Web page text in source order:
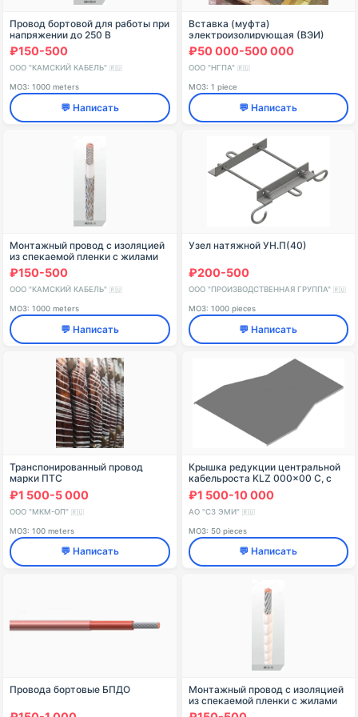
Провод бортовой для работы при
напряжении до 250 В
переменного тока частоты до
6000 Гц (350 В постоянного
тока) при атмосферном
₽150-500
ООО "КАМСКИЙ КАБЕЛЬ" 🇷🇺
МОЗ: 1000 meters
💬 Написать
Вставка (муфта)
электроизолирующая (ВЭИ)
₽50 000-500 000
ООО "НГПА" 🇷🇺
МОЗ: 1 piece
💬 Написать
Монтажный провод с изоляцией
из спекаемой пленки с жилами
нормальной прочности для
работы на номинальном
переменном напряжении 5
₽150-500
ООО "КАМСКИЙ КАБЕЛЬ" 🇷🇺
МОЗ: 1000 meters
💬 Написать
Узел натяжной УН.П(40)
₽200-500
ООО "ПРОИЗВОДСТВЕННАЯ ГРУППА" 🇷🇺
МОЗ: 1000 pieces
💬 Написать
Транспонированный провод
марки ПТС
₽1 500-5 000
ООО "МКМ-ОП" 🇷🇺
МОЗ: 100 meters
💬 Написать
Крышка редукции центральной
кабельроста KLZ 000x00 С, с
габаритными размерами от
300x200 мм до 1000x800 мм, с
толщиной металла
₽1 500-10 000
АО "СЗ ЭМИ" 🇷🇺
МОЗ: 50 pieces
💬 Написать
Провода бортовые БПДО
Монтажный провод с изоляцией
из спекаемой пленки с жилами
нормальной прочности для